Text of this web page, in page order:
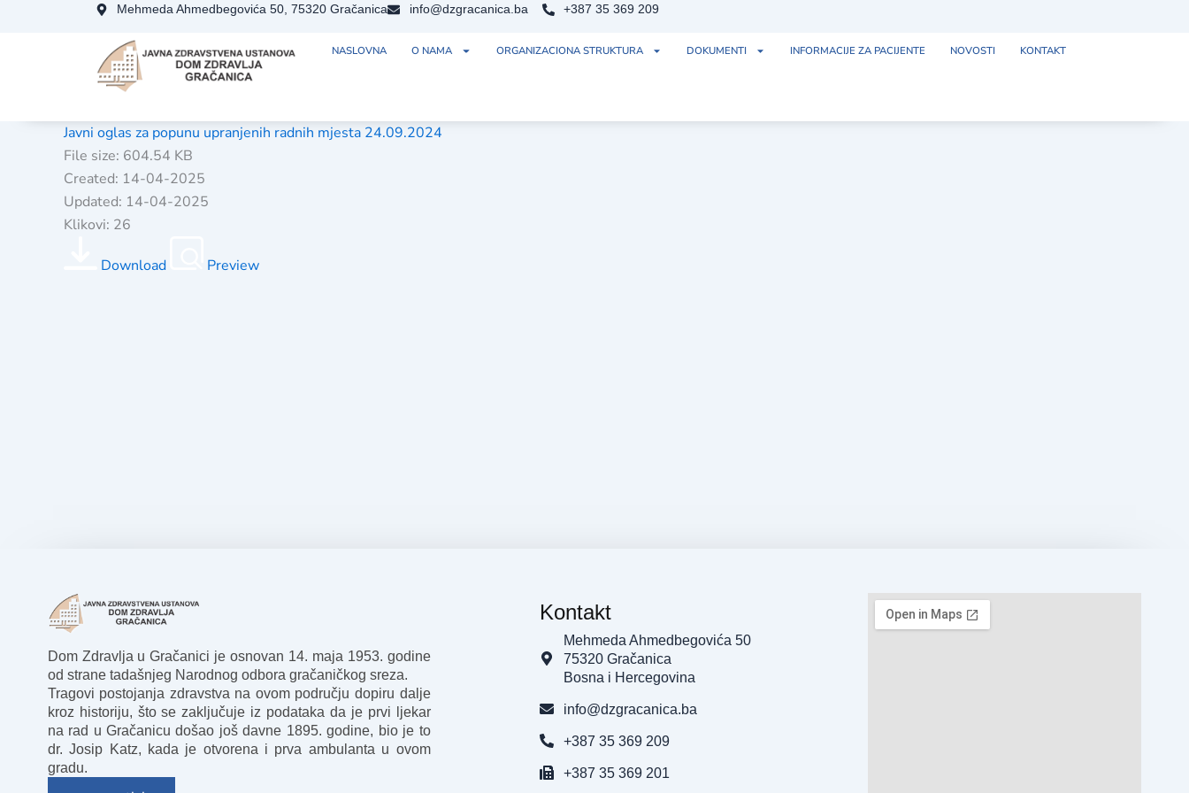
Mehmeda Ahmedbegovića 50, 75320 Gračanica info@dzgracanica.ba +387 35 369 209
NASLOVNA O NAMA ORGANIZACIONA STRUKTURA DOKUMENTI INFORMACIJE ZA PACIJENTE NOVOSTI KONTAKT
Javni oglas za popunu upranjenih radnih mjesta 24.09.2024
File size: 604.54 KB
Created: 14-04-2025
Updated: 14-04-2025
Klikovi: 26
Download Preview
Dom Zdravlja u Gračanici je osnovan 14. maja 1953. godine
od strane tadašnjeg Narodnog odbora gračaničkog sreza.
Tragovi postojanja zdravstva na ovom području dopiru dalje
kroz historiju, što se zaključuje iz podataka da je prvi ljekar
na rad u Gračanicu došao još davne 1895. godine, bio je to
dr. Josip Katz, kada je otvorena i prva ambulanta u ovom
gradu.
Kontakt
Mehmeda Ahmedbegovića 50
75320 Gračanica
Bosna i Hercegovina
info@dzgracanica.ba
+387 35 369 209
+387 35 369 201